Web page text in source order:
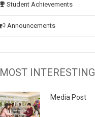
Student Achievements
Announcements
MOST INTERESTING
Media Post